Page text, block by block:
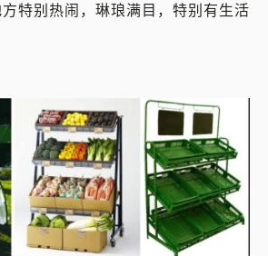
特别热闹，琳琅满目，特别有生活